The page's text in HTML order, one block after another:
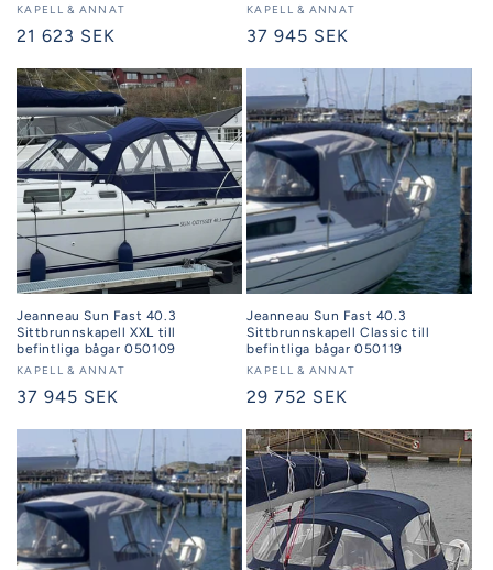
Säljare:
KAPELL & ANNAT
Ordinarie
21 623 SEK
Säljare:
KAPELL & ANNAT
Ordinarie
37 945 SEK
Jeanneau Sun Fast 40.3
Sittbrunnskapell XXL till
befintliga bågar 050109
Säljare:
KAPELL & ANNAT
Ordinarie
37 945 SEK
Jeanneau Sun Fast 40.3
Sittbrunnskapell Classic till
befintliga bågar 050119
Säljare:
KAPELL & ANNAT
Ordinarie
29 752 SEK